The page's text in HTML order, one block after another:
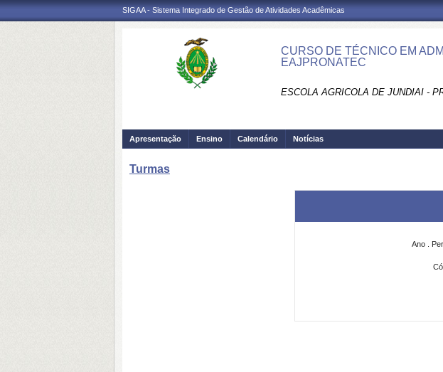
SIGAA - Sistema Integrado de Gestão de Atividades Acadêmicas
CURSO DE TÉCNICO EM
EAJPRONATEC
ESCOLA AGRICOLA DE JUNDIAI -
Apresentação Ensino Calendário Notícias
Turmas
Ano